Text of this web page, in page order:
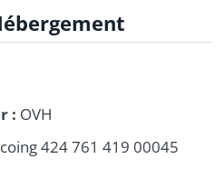
: OVH
424 761 419 00045